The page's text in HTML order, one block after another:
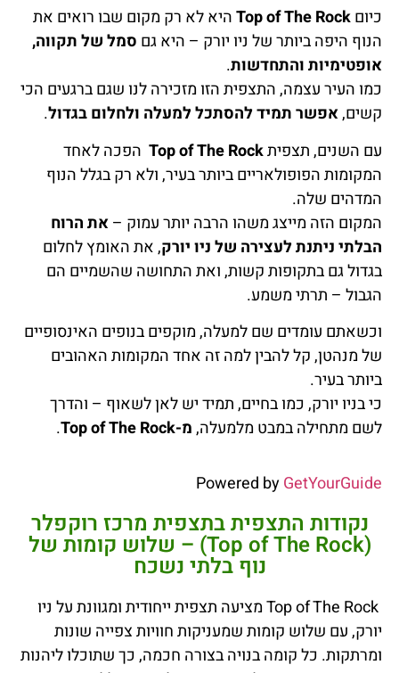
כיוםTop of The Rockהיא לא רק מקום שבו רואים את
הנוף היפה ביותר של ניו יורק – היא גם סמל של תקווה,
אופטימיות והתחדשות.
כמו העיר עצמה, התצפית הזו מזכירה לנו שגם ברגעים הכי
קשים,אפשר תמיד להסתכל למעלה ולחלום בגדול.
עם השנים, תצפיתTop of The Rockהפכה לאחד
המקומות הפופולאריים ביותר בעיר, ולא רק בגלל הנוף
המדהים שלה.
המקום הזה מייצג משהו הרבה יותר עמוק –את הרוח
הבלתי ניתנת לעצירה של ניו יורק, את האומץ לחלום
בגדול גם בתקופות קשות, ואת התחושה שהשמיים הם
הגבול – תרתי משמע.
וכשאתם עומדים שם למעלה, מוקפים בנופים האינסופיים
של מנהטן, קל להבין למה זה אחד המקומות האהובים
ביותר בעיר.
כי בניו יורק, כמו בחיים, תמיד יש לאן לשאוף – והדרך
לשם מתחילה במבט מלמעלה,מ-Top of The Rock .
Powered byGetYourGuide
נקודות התצפית בתצפית מרכז רוקפלר
(Top of The Rock) – שלוש קומות של
נוף בלתי נשכח
Top of The Rock מציעה תצפית ייחודית ומגוונת על ניו
יורק, עם שלוש קומות שמעניקות חוויות צפייה שונות
ומרתקות. כל קומה בנויה בצורה חכמה, כך שתוכלו ליהנות